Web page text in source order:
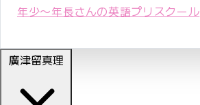
年少〜年長さんの英語プリスクール
廣津留真理